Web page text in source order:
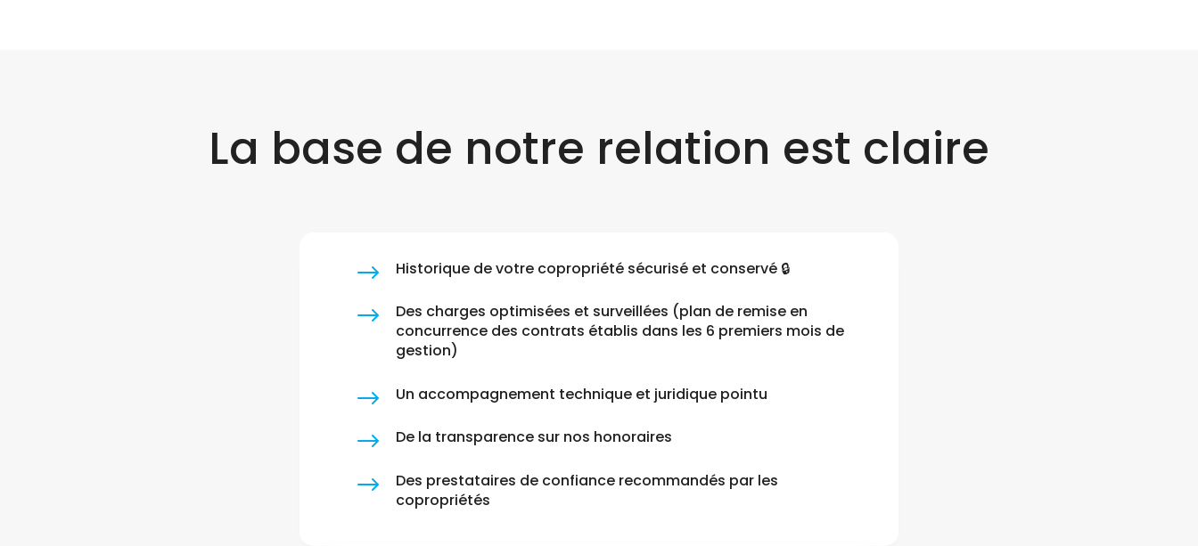
La base de notre relation est claire
$ Historique de votre copropriété sécurisé et conservé 🔒
$
Des charges optimisées et surveillées (plan de remise en
concurrence des contrats établis dans les 6 premiers mois de
gestion)
$ Un accompagnement technique et juridique pointu
$ De la transparence sur nos honoraires
$
Des prestataires de confiance recommandés par les
copropriétés